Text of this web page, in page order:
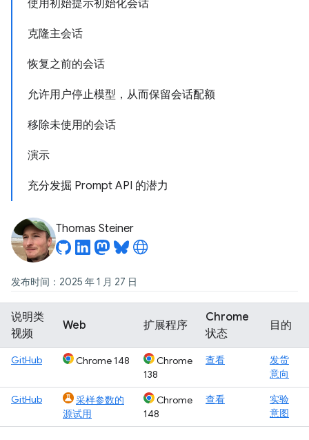
使用初始提示初始化会话
克隆主会话
恢复之前的会话
允许用户停止模型，从而保留会话配额
移除未使用的会话
演示
充分发掘 Prompt API 的潜力
Thomas Steiner
发布时间：2025 年 1 月 27 日
说明类
视频
Web 扩展程序
Chrome
状态
目的
GitHub Chrome 148
Chrome
138
查看
发货
意向
GitHub
采样参数的
源试用
Chrome
148
查看
实验
意图